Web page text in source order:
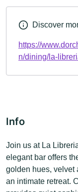
Discover
https://
n/dining/la-
Info
Join us at La
elegant bar offers
golden hues, velvet
an intimate retreat.